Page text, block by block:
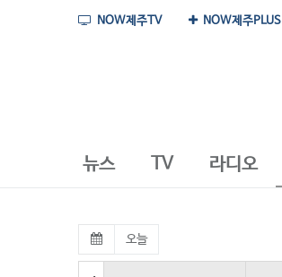
NOW제주PLUS
NOW제주TV
뉴스 TV 라디오
오늘